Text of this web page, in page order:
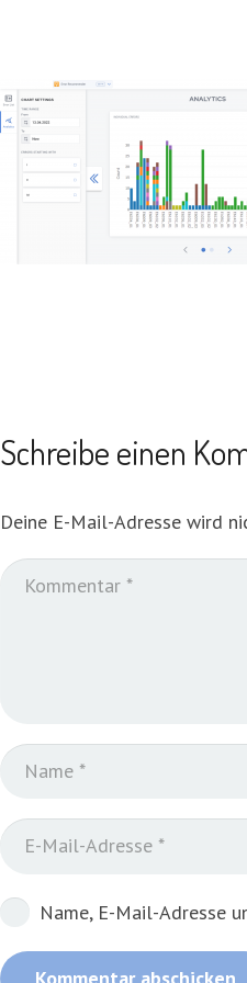
Schreibe einen
Deine E-Mail-Adresse wird
Name, E-Mail-Adresse